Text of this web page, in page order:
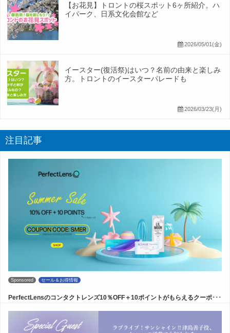
【お花見】トロントの桜スポット6ヶ所紹介。ハ
イパーク、日系文化会館など
2026/05/01(金)
イースター(復活祭)はいつ？名前の由来と楽しみ
方。トロントのイースターパレードも
2026/03/23(月)
注目記事
Sponsored セール＆お得情報
PerfectLensのコンタクトレンズ10％OFF＋10ポイントがもらえるクーポ･･･